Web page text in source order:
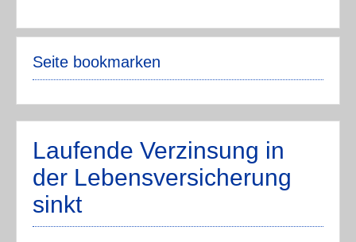
Seite bookmarken
Laufende Verzinsung in
der Lebensversicherung
sinkt